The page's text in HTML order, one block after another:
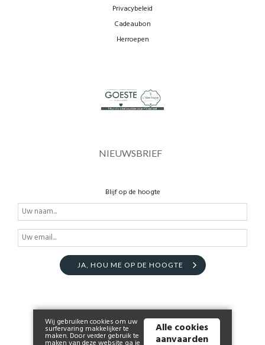
Privacybeleid
Cadeaubon
Herroepen
NIEUWSBRIEF
Blijf op de hoogte
JA, HOU ME OP DE HOOGTE
Wij gebruiken cookies om uw
surfervaring makkelijker te
maken. Door verder gebruik te
Alle cookies
aanvaarden